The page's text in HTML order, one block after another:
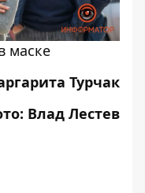
маске
Турчак
Влад Лестев